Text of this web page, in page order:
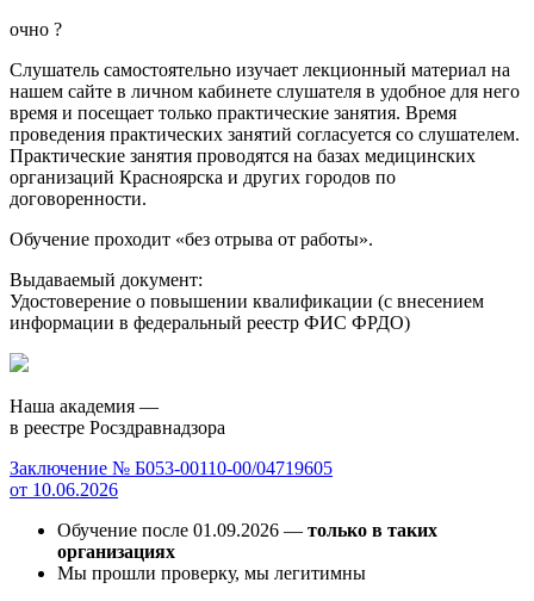
очно ?
Слушатель самостоятельно изучает лекционный материал на
нашем сайте в личном кабинете слушателя в удобное для него
время и посещает только практические занятия. Время
проведения практических занятий согласуется со слушателем.
Практические занятия проводятся на базах медицинских
организаций Красноярска и других городов по
договоренности.
Обучение проходит «без отрыва от работы».
Выдаваемый документ:
Удостоверение о повышении квалификации (с внесением
информации в федеральный реестр ФИС ФРДО)
Наша академия —
в реестре Росздравнадзора
Заключение № Б053-00110-00/04719605
от 10.06.2026
Обучение после 01.09.2026 — только в таких
организациях
Мы прошли проверку, мы легитимны